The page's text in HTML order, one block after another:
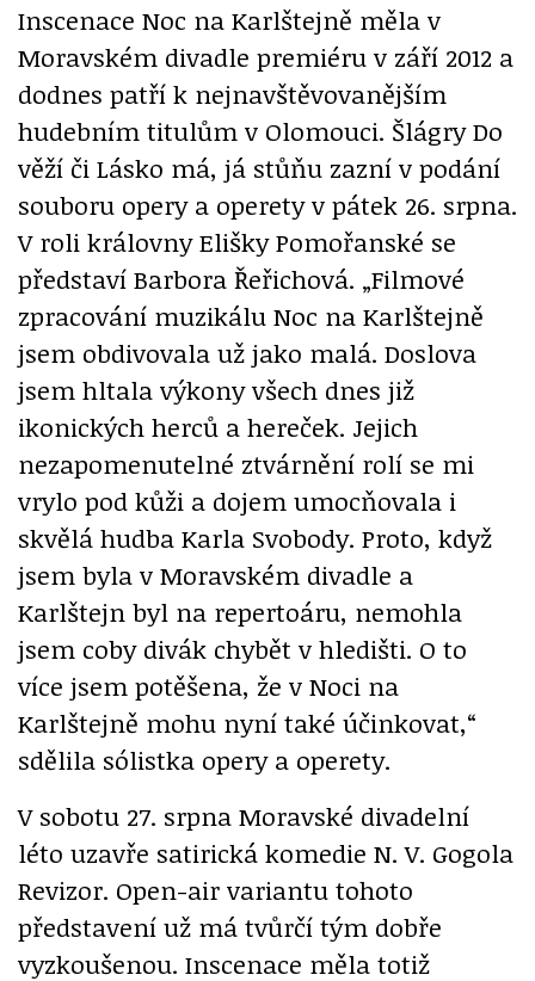
Inscenace Noc na Karlštejně měla v
Moravském divadle premiéru v září 2012 a
dodnes patří k nejnavštěvovanějším
hudebním titulům v Olomouci. Šlágry Do
věží či Lásko má, já stůňu zazní v podání
souboru opery a operety v pátek 26. srpna.
V roli královny Elišky Pomořanské se
představí Barbora Řeřichová. „Filmové
zpracování muzikálu Noc na Karlštejně
jsem obdivovala už jako malá. Doslova
jsem hltala výkony všech dnes již
ikonických herců a hereček. Jejich
nezapomenutelné ztvárnění rolí se mi
vrylo pod kůži a dojem umocňovala i
skvělá hudba Karla Svobody. Proto, když
jsem byla v Moravském divadle a
Karlštejn byl na repertoáru, nemohla
jsem coby divák chybět v hledišti. O to
více jsem potěšena, že v Noci na
Karlštejně mohu nyní také účinkovat,“
sdělila sólistka opery a operety.
V sobotu 27. srpna Moravské divadelní
léto uzavře satirická komedie N. V. Gogola
Revizor. Open-air variantu tohoto
představení už má tvůrčí tým dobře
vyzkoušenou. Inscenace měla totiž